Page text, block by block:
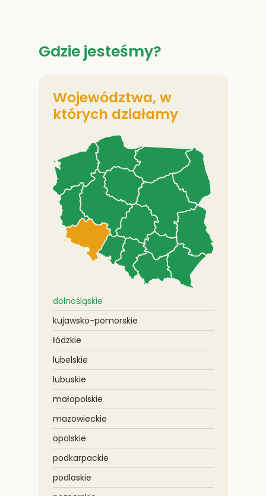
Gdzie jesteśmy?
Województwa, w
których działamy
dolnośląskie
kujawsko-pomorskie
łódzkie
lubelskie
lubuskie
małopolskie
mazowieckie
opolskie
podkarpackie
podlaskie